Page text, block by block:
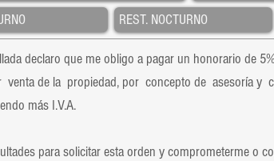
declaro que me obligo a pagar un honorario de
de la propiedad, por concepto de asesoría y
más I.V.A.
para solicitar esta orden y comprometerme o